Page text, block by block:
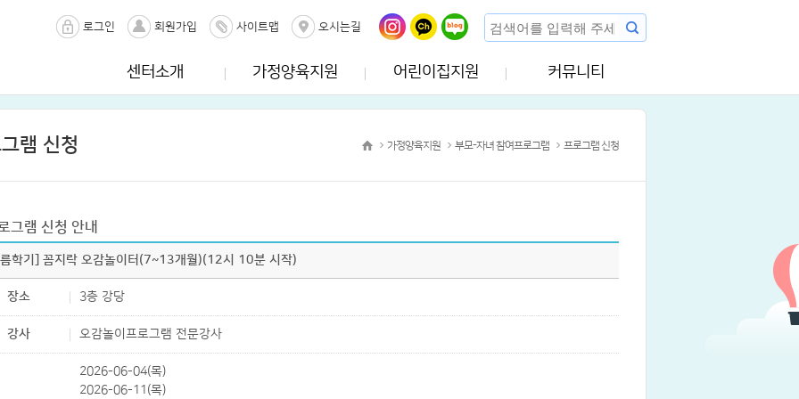
로그인 회원가입 사이트맵 오시는길
센터소개 가정양육지원 어린이집지원 커뮤니티
램 신청 가정양육지원 부모-자녀 참여프로그램 프로그램 신청
그램 신청 안내
학기] 꼼지락 오감놀이터(7~13개월)(12시 10분 시작)
장소 3층 강당
강사 오감놀이프로그램 전문강사
2026-06-04(목)
2026-06-11(목)